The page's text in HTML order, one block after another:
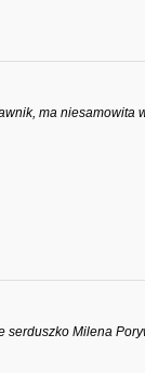
ma niesamowita
serduszko Milena